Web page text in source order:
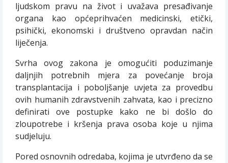
ljudskom pravu na život i uvažava presađivanje
organa kao općeprihvaćen medicinski, etički,
psihički, ekonomski i društveno opravdan način
liječenja.
Svrha ovog zakona je omogućiti poduzimanje
daljnjih potrebnih mjera za povećanje broja
transplantacija i poboljšanje uvjeta za provedbu
ovih humanih zdravstvenih zahvata, kao i precizno
definirati ove postupke kako ne bi došlo do
zloupotrebe i kršenja prava osoba koje u njima
sudjeluju.
Pored osnovnih odredaba, kojima je utvrđeno da se